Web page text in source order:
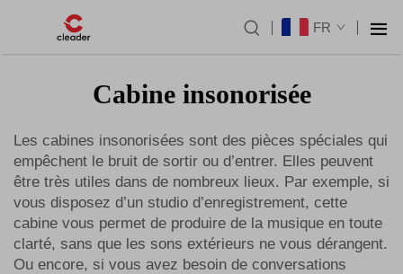
FR
Cabine insonorisée
Les cabines insonorisées sont des pièces spéciales qui
empêchent le bruit de sortir ou d’entrer. Elles peuvent
être très utiles dans de nombreux lieux. Par exemple, si
vous disposez d’un studio d’enregistrement, cette
cabine vous permet de produire de la musique en toute
clarté, sans que les sons extérieurs ne vous dérangent.
Ou encore, si vous avez besoin de conversations